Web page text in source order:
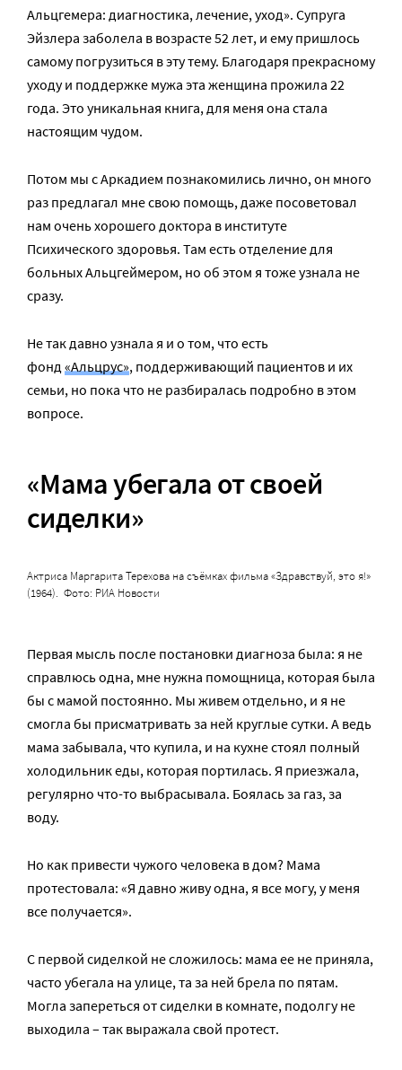
Альцгемера: диагностика, лечение, уход». Супруга
Эйзлера заболела в возрасте 52 лет, и ему пришлось
самому погрузиться в эту тему. Благодаря прекрасному
уходу и поддержке мужа эта женщина прожила 22
года. Это уникальная книга, для меня она стала
настоящим чудом.
Потом мы с Аркадием познакомились лично, он много
раз предлагал мне свою помощь, даже посоветовал
нам очень хорошего доктора в институте
Психического здоровья. Там есть отделение для
больных Альцгеймером, но об этом я тоже узнала не
сразу.
Не так давно узнала я и о том, что есть
фонд «Альцрус», поддерживающий пациентов и их
семьи, но пока что не разбиралась подробно в этом
вопросе.
«Мама убегала от своей
сиделки»
Актриса Маргарита Терехова на съёмках фильма «Здравствуй, это я!»
(1964). Фото: РИА Новости
Первая мысль после постановки диагноза была: я не
справлюсь одна, мне нужна помощница, которая была
бы с мамой постоянно. Мы живем отдельно, и я не
смогла бы присматривать за ней круглые сутки. А ведь
мама забывала, что купила, и на кухне стоял полный
холодильник еды, которая портилась. Я приезжала,
регулярно что-то выбрасывала. Боялась за газ, за
воду.
Но как привести чужого человека в дом? Мама
протестовала: «Я давно живу одна, я все могу, у меня
все получается».
С первой сиделкой не сложилось: мама ее не приняла,
часто убегала на улице, та за ней брела по пятам.
Могла запереться от сиделки в комнате, подолгу не
выходила – так выражала свой протест.